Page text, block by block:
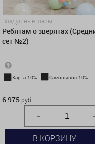
Воздушные шары
Ребятам о зверятах
сет №2)
Карта-10% Самовывоз-10%
6 975 руб.
В КОРЗИНУ